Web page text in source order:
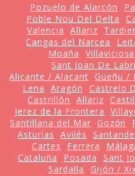
Pozuelo de Alarcón
Poble Nou Del Delta
Valencia
Allariz
Cangas del Narcea
Moaña
Villaviciosa
Sant Joan De
Alicante / Alacant
Gueñu /
Lena
Aragón Castrelo
Castrillón
Allariz
Jerez de la Frontera
Santillana del Mar
Gozón
Asturias
Avilés
Cartes
Ferrera
Cataluña
Posada Sant
Sardalla
Gijón /